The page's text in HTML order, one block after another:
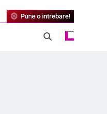
Pune o intrebare!